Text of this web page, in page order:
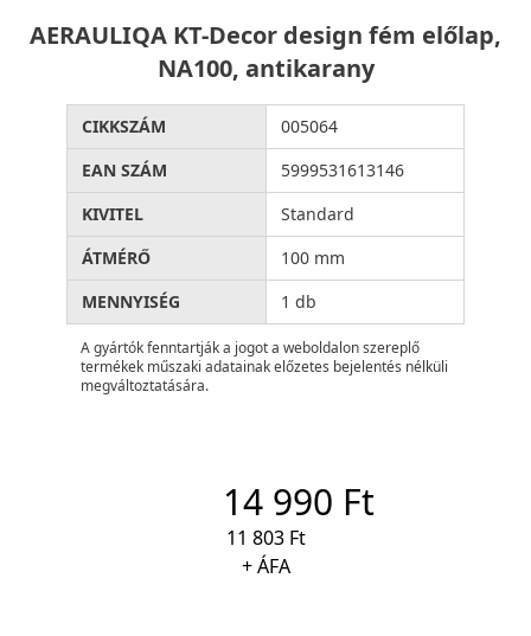
AERAULIQA KT-Decor design fém előlap,
NA100, antikarany
CIKKSZÁM
005064
EAN SZÁM
5999531613146
KIVITEL
Standard
ÁTMÉRŐ
100 mm
MENNYISÉG
1 db
A gyártók fenntartják a jogot a weboldalon szereplő
termékek műszaki adatainak előzetes bejelentés nélküli
megváltoztatására.
14 990 Ft
11 803 Ft
+ ÁFA